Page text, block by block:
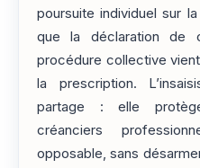
poursuite individuel sur
que la déclaration de
procédure collective
la prescription.
partage : elle
créanciers
opposable, sans